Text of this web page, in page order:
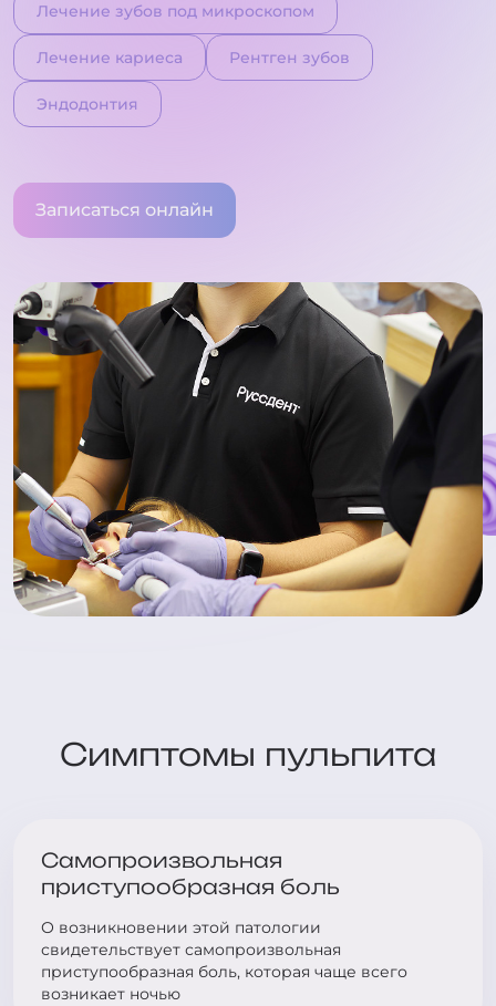
Лечение зубов под микроскопом
Лечение кариеса Рентген зубов
Эндодонтия
Записаться онлайн
Симптомы пульпита
Самопроизвольная
приступообразная боль
О возникновении этой патологии
свидетельствует самопроизвольная
приступообразная боль, которая чаще всего
возникает ночью